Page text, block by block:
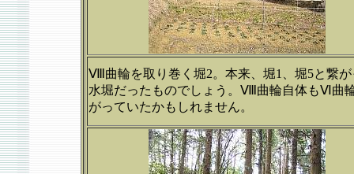
Ⅷ曲輪を取り巻く堀2。本来、堀1、堀5と繋が
水堀だったものでしょう。Ⅷ曲輪自体もⅥ曲
がっていたかもしれません。